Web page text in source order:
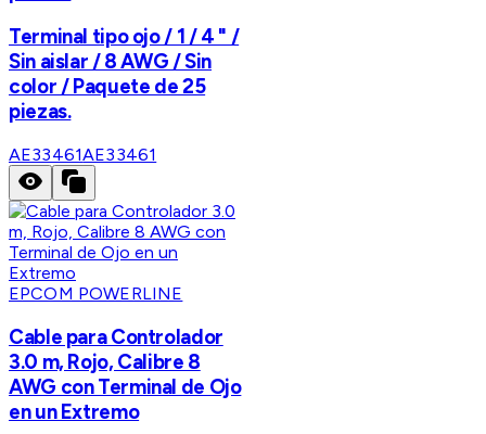
Terminal tipo ojo / 1 / 4 " /
Sin aislar / 8 AWG / Sin
color / Paquete de 25
piezas.
AE33461AE33461
EPCOM POWERLINE
Cable para Controlador
3.0 m, Rojo, Calibre 8
AWG con Terminal de Ojo
en un Extremo